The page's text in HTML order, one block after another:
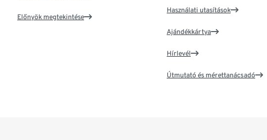
Előnyök megtekintése
Használati utasítások
Ajándékkártya
Hírlevél
Útmutató és mérettanácsadó